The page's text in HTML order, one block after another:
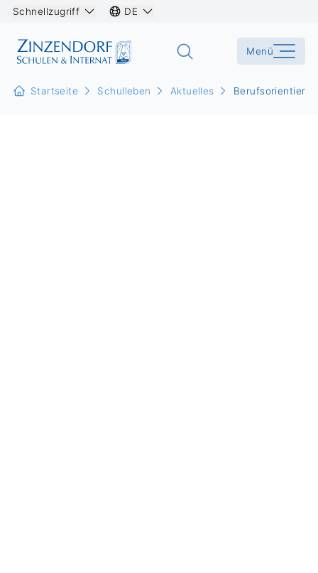
Schnellzugriff DE
Menü
Startseite Schulleben Aktuelles